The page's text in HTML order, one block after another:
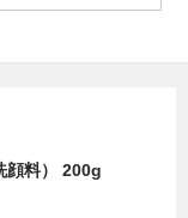
顔料） 200g